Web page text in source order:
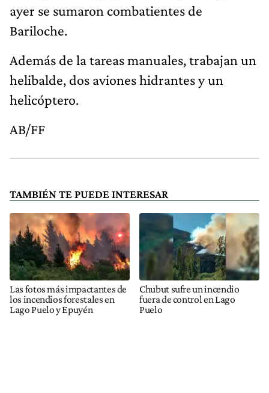
ayer se sumaron combatientes de
Bariloche.
Además de la tareas manuales, trabajan un
helibalde, dos aviones hidrantes y un
helicóptero.
AB/FF
TAMBIÉN TE PUEDE INTERESAR
Las fotos más impactantes de
los incendios forestales en
Lago Puelo y Epuyén
Chubut sufre un incendio
fuera de control en Lago
Puelo